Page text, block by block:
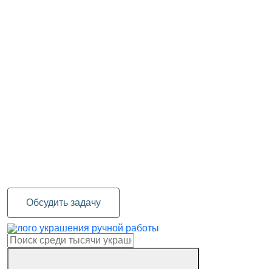
Обсудить задачу
украшения ручной работы